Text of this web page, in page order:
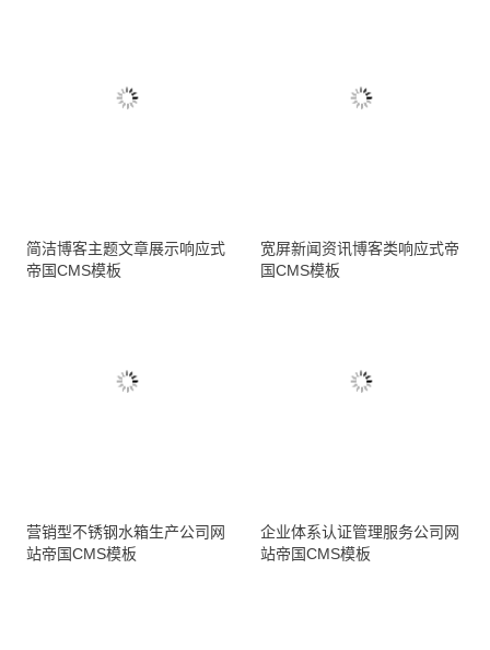
简洁博客主题文章展示响应式
帝国CMS模板
宽屏新闻资讯博客类响应式帝
国CMS模板
营销型不锈钢水箱生产公司网
站帝国CMS模板
企业体系认证管理服务公司网
站帝国CMS模板